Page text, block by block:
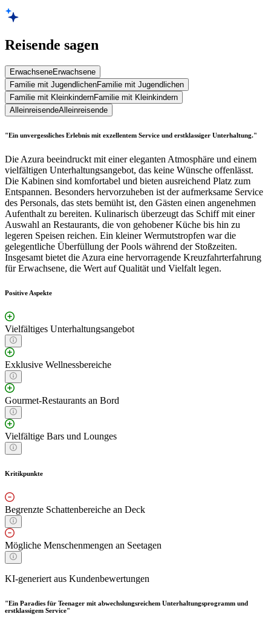
Reisende sagen
ErwachseneErwachsene
Familie mit JugendlichenFamilie mit Jugendlichen
Familie mit KleinkindernFamilie mit Kleinkindern
AlleinreisendeAlleinreisende
"Ein unvergessliches Erlebnis mit exzellentem Service und erstklassiger Unterhaltung."
Die Azura beeindruckt mit einer eleganten Atmosphäre und einem
vielfältigen Unterhaltungsangebot, das keine Wünsche offenlässt.
Die Kabinen sind komfortabel und bieten ausreichend Platz zum
Entspannen. Besonders hervorzuheben ist der aufmerksame Service
des Personals, das stets bemüht ist, den Gästen einen angenehmen
Aufenthalt zu bereiten. Kulinarisch überzeugt das Schiff mit einer
Auswahl an Restaurants, die von gehobener Küche bis hin zu
legeren Speisen reichen. Ein kleiner Wermutstropfen war die
gelegentliche Überfüllung der Pools während der Stoßzeiten.
Insgesamt bietet die Azura eine hervorragende Kreuzfahrterfahrung
für Erwachsene, die Wert auf Qualität und Vielfalt legen.
Positive Aspekte
Vielfältiges Unterhaltungsangebot
Exklusive Wellnessbereiche
Gourmet-Restaurants an Bord
Vielfältige Bars und Lounges
Kritikpunkte
Begrenzte Schattenbereiche an Deck
Mögliche Menschenmengen an Seetagen
KI-generiert aus Kundenbewertungen
"Ein Paradies für Teenager mit abwechslungsreichem Unterhaltungsprogramm und
erstklassigem Service"